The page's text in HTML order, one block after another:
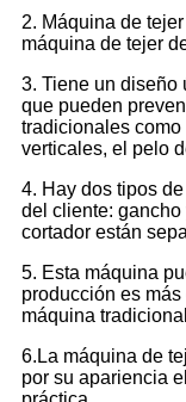
2. Máquina de
máquina de tejer
3. Tiene un diseño
que pueden
tradicionales
verticales, el pelo
4. Hay dos tipos
del cliente:
cortador están
5. Esta máquina
producción es
máquina
6.La máquina de
por su apariencia